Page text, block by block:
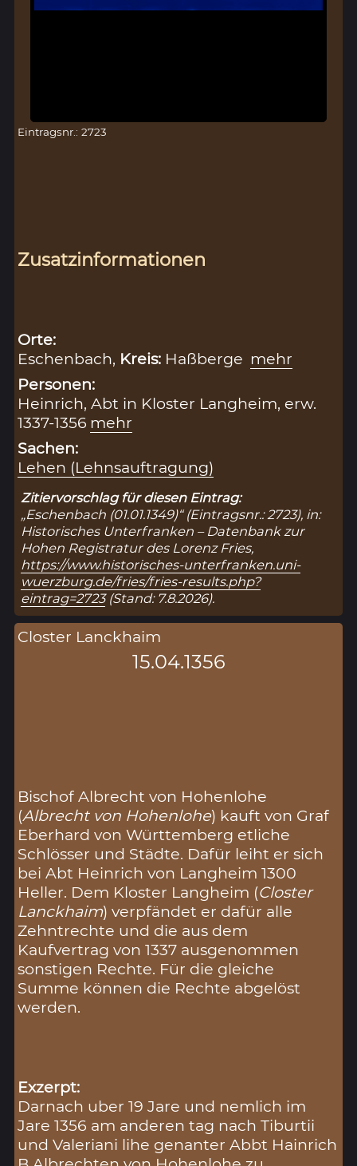
Eintragsnr.: 2723
Zusatzinformationen
Orte:
Eschenbach, Kreis: Haßberge mehr
Personen:
Heinrich, Abt in Kloster Langheim, erw.
1337-1356 mehr
Sachen:
Lehen (Lehnsauftragung)
Zitiervorschlag für diesen Eintrag:
„Eschenbach (01.01.1349)“ (Eintragsnr.: 2723), in:
Historisches Unterfranken – Datenbank zur
Hohen Registratur des Lorenz Fries,
https://www.historisches-unterfranken.uni-
wuerzburg.de/fries/fries-results.php?
eintrag=2723(Stand: 7.8.2026).
Closter Lanckhaim
15.04.1356
Bischof Albrecht von Hohenlohe
(Albrecht von Hohenlohe) kauft von Graf
Eberhard von Württemberg etliche
Schlösser und Städte. Dafür leiht er sich
bei Abt Heinrich von Langheim 1300
Heller. Dem Kloster Langheim (Closter
Lanckhaim) verpfändet er dafür alle
Zehntrechte und die aus dem
Kaufvertrag von 1337 ausgenommen
sonstigen Rechte. Für die gleiche
Summe können die Rechte abgelöst
werden.
Exzerpt:
Darnach uber 19 Jare und nemlich im
Jare 1356 am anderen tag nach Tiburtii
und Valeriani lihe genanter Abbt Hainrich